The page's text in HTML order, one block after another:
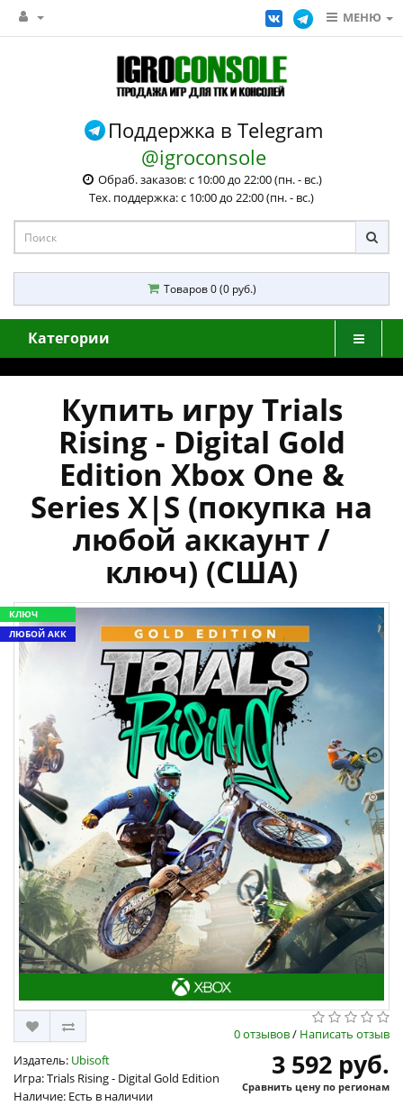
МЕНЮ
Поддержка в Telegram
@igroconsole
Обраб. заказов: с 10:00 до 22:00 (пн. - вс.)
Тех. поддержка: с 10:00 до 22:00 (пн. - вс.)
Товаров 0 (0 руб.)
Категории
Купить игру Trials
Rising - Digital Gold
Edition Xbox One &
Series X|S (покупка на
любой аккаунт /
ключ) (США)
КЛЮЧ
ЛЮБОЙ АКК
0 отзывов/ Написать отзыв
Издатель: Ubisoft
Игра: Trials Rising - Digital Gold Edition
Наличие: Есть в наличии
3 592 руб.
Сравнить цену по регионам